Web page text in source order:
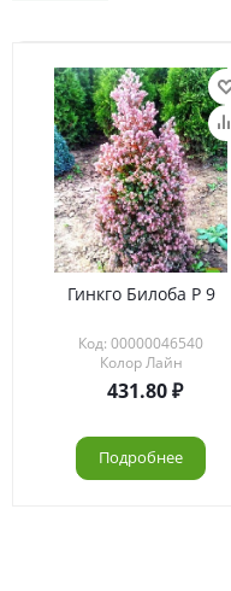
Гинкго Билоба Р 9
Код: 00000046540
Колор Лайн
431.80
Подробнее